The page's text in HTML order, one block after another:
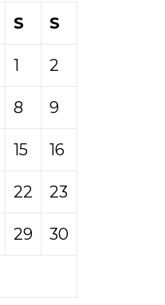
S S
1 2
8 9
15 16
22 23
29 30